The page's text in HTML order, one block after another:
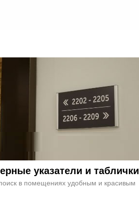
указатели и таблички
в помещениях удобным и красивым